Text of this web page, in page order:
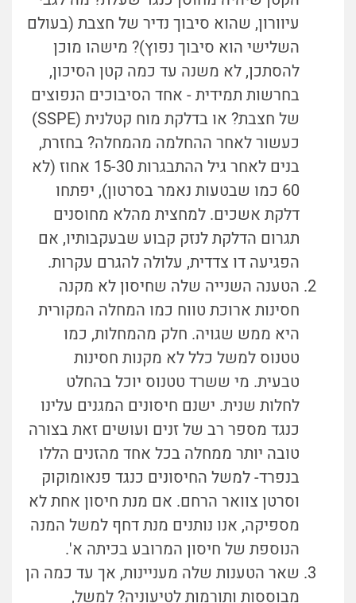
עיוורון, שהוא סיבוך נדיר של חצבת (בעולם
השלישי הוא סיבוך נפוץ)? מישהו מוכן
להסתכן, לא משנה עד כמה קטן הסיכון,
בחרשות תמידית - אחד הסיבוכים הנפוצים
של חצבת? או בדלקת מוח קטלנית (SSPE)
כעשור לאחר ההחלמה מהמחלה? בחזרת,
בנים לאחר גיל ההתבגרות 15-30 אחוז (לא
60 כמו שבטעות נאמר בסרטון), יפתחו
דלקת אשכים. למחצית מהלא מחוסנים
תגרום הדלקת לנזק קבוע שבעקבותיו, אם
הפגיעה דו צדדית, עלולה להגרם עקרות.
הטענה השנייה שלה שחיסון לא מקנה
חסינות ארוכת טווח כמו המחלה המקורית
היא ממש שגויה. חלק מהמחלות, כמו
טטנוס למשל כלל לא מקנות חסינות
טבעית. מי ששרד טטנוס יוכל בהחלט
לחלות שנית. ישנם חיסונים המגנים עלינו
כנגד מספר רב של זנים ועושים זאת בצורה
טובה יותר ממחלה בכל אחד מהזנים הללו
בנפרד- למשל החיסונים כנגד פנאומוקוק
וסרטן צוואר הרחם. אם מנת חיסון אחת לא
מספיקה, אנו נותנים מנת דחף למשל המנה
הנוספת של חיסון המרובע בכיתה א'.
שאר הטענות שלה מעניינות, אך עד כמה הן
מבוססות ותורמות לטיעוניה? למשל,